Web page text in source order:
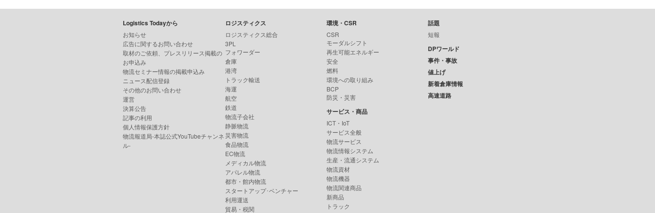
Logistics Todayから
お知らせ
広告に関するお問い合わせ
取材のご依頼、プレスリリース掲載の
お申込み
物流セミナー情報の掲載申込み
ニュース配信登録
その他のお問い合わせ
運営
決算公告
記事の利用
個人情報保護方針
物流報道局-本誌公式YouTubeチャンネ
ル-
ロジスティクス
ロジスティクス総合
3PL
フォワーダー
倉庫
港湾
トラック輸送
海運
航空
鉄道
物流子会社
静脈物流
災害物流
食品物流
EC物流
メディカル物流
アパレル物流
都市・館内物流
スタートアップ･ベンチャー
利用運送
貿易・税関
環境・CSR
CSR
モーダルシフト
再生可能エネルギー
安全
燃料
環境への取り組み
BCP
防災・災害
サービス・商品
ICT・IoT
サービス全般
物流サービス
物流情報システム
生産・流通システム
物流資材
物流機器
物流関連商品
新商品
トラック
話題
短報
DPワールド
事件・事故
値上げ
新着倉庫情報
高速道路